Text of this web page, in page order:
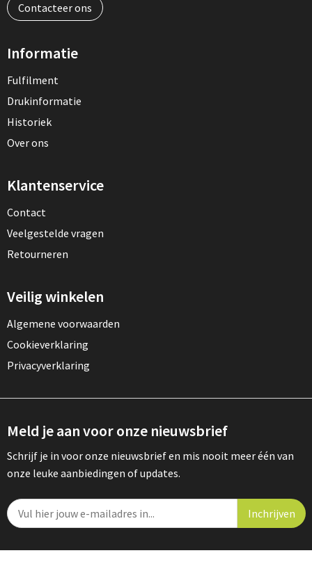
Contacteer ons
Informatie
Fulfilment
Drukinformatie
Historiek
Over ons
Klantenservice
Contact
Veelgestelde vragen
Retourneren
Veilig winkelen
Algemene voorwaarden
Cookieverklaring
Privacyverklaring
Meld je aan voor onze nieuwsbrief
Schrijf je in voor onze nieuwsbrief en mis nooit meer één van
onze leuke aanbiedingen of updates.